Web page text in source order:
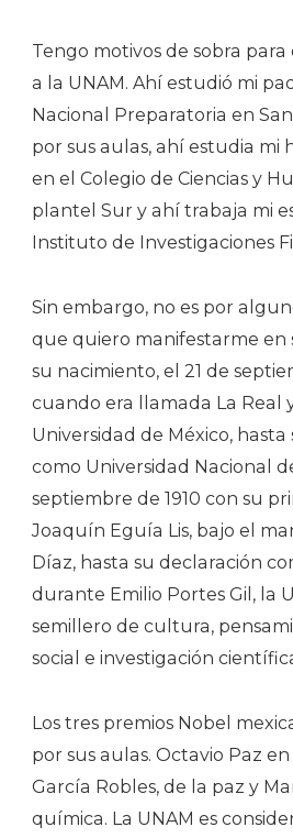
Tengo motivos de sobra
a la UNAM. Ahí estudió mi
Nacional Preparatoria en
por sus aulas, ahí estudia mi
en el Colegio de Ciencias y
plantel Sur y ahí trabaja mi
Instituto de Investigaciones
Sin embargo, no es por
que quiero manifestarme en
su nacimiento, el 21 de
cuando era llamada La Real
Universidad de México,
como Universidad Nacional
septiembre de 1910 con su
Joaquín Eguía Lis, bajo el
Díaz, hasta su declaración
durante Emilio Portes Gil, la
semillero de cultura,
social e investigación
Los tres premios Nobel
por sus aulas. Octavio Paz
García Robles, de la paz y
química. La UNAM es